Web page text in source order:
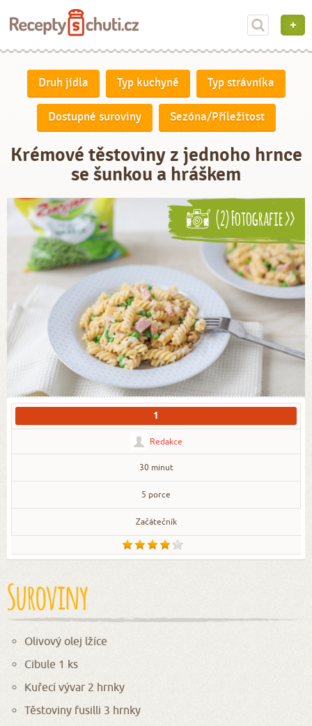
Druh jídla Typ kuchyně Typ strávníka
Dostupné suroviny Sezóna/Příležitost
Krémové těstoviny z jednoho hrnce
se šunkou a hráškem
(2) Fotografie >>
1
Redakce
30 minut
5 porce
Začátečník
Suroviny
Olivový olej lžíce
Cibule 1 ks
Kuřecí vývar 2 hrnky
Těstoviny fusilli 3 hrnky